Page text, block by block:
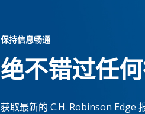
保持信息畅通
绝不错过任
获取最新的 C.H. Robinson Edge